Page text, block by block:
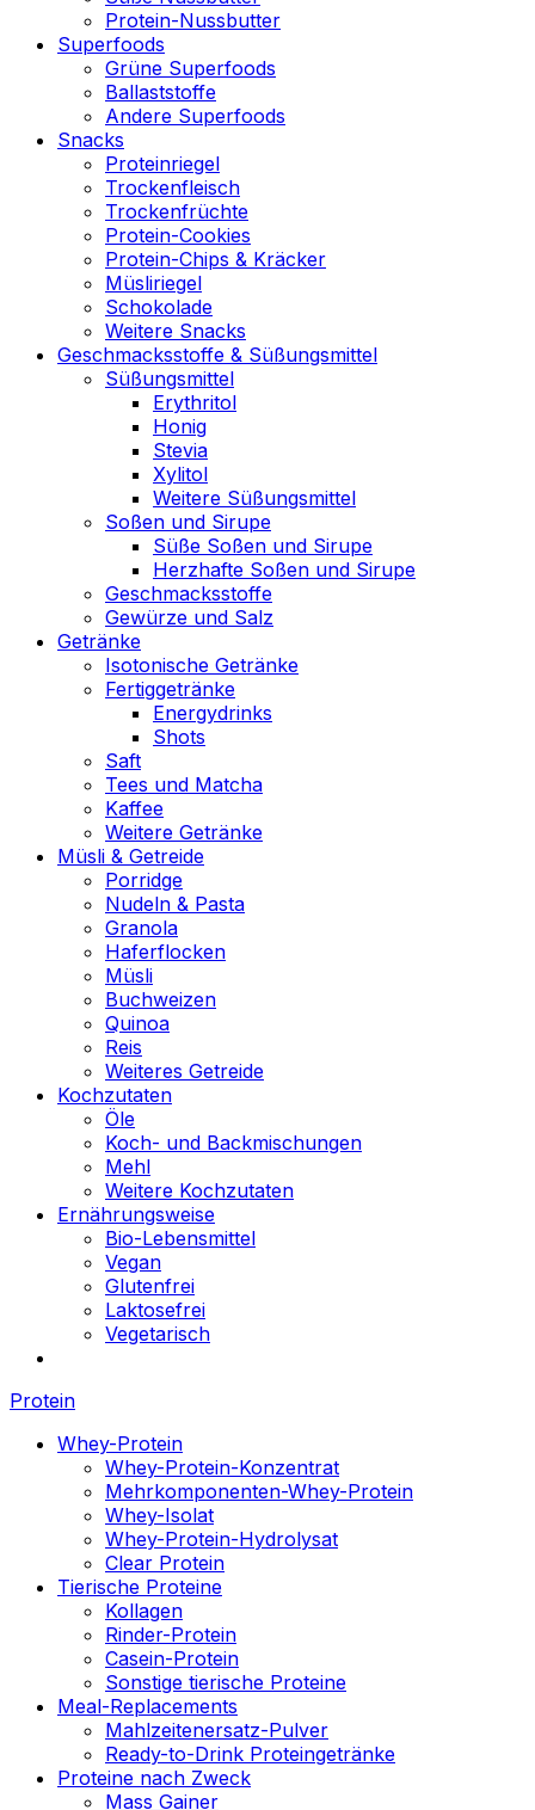
Protein-Nussbutter
Superfoods
Grüne Superfoods
Ballaststoffe
Andere Superfoods
Snacks
Proteinriegel
Trockenfleisch
Trockenfrüchte
Protein-Cookies
Protein-Chips & Kräcker
Müsliriegel
Schokolade
Weitere Snacks
Geschmacksstoffe & Süßungsmittel
Süßungsmittel
Erythritol
Honig
Stevia
Xylitol
Weitere Süßungsmittel
Soßen und Sirupe
Süße Soßen und Sirupe
Herzhafte Soßen und Sirupe
Geschmacksstoffe
Gewürze und Salz
Getränke
Isotonische Getränke
Fertiggetränke
Energydrinks
Shots
Saft
Tees und Matcha
Kaffee
Weitere Getränke
Müsli & Getreide
Porridge
Nudeln & Pasta
Granola
Haferflocken
Müsli
Buchweizen
Quinoa
Reis
Weiteres Getreide
Kochzutaten
Öle
Koch- und Backmischungen
Mehl
Weitere Kochzutaten
Ernährungsweise
Bio-Lebensmittel
Vegan
Glutenfrei
Laktosefrei
Vegetarisch
Protein
Whey-Protein
Whey-Protein-Konzentrat
Mehrkomponenten-Whey-Protein
Whey-Isolat
Whey-Protein-Hydrolysat
Clear Protein
Tierische Proteine
Kollagen
Rinder-Protein
Casein-Protein
Sonstige tierische Proteine
Meal-Replacements
Mahlzeitenersatz-Pulver
Ready-to-Drink Proteingetränke
Proteine nach Zweck
Mass Gainer